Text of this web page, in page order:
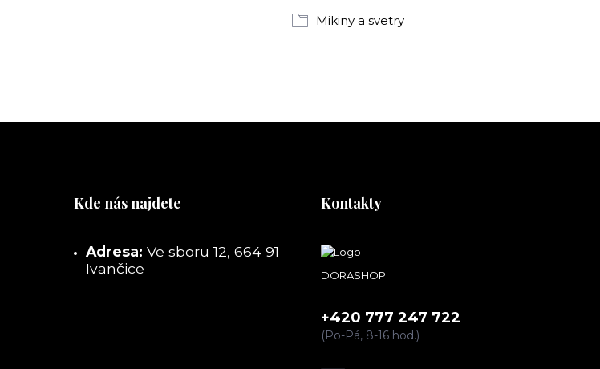
Mikiny a svetry
Kde nás najdete
Adresa: Ve sboru 12, 664 91
Ivančice
Kontakty
DORASHOP
+420 777 247 722
(Po-Pá, 8-16 hod.)